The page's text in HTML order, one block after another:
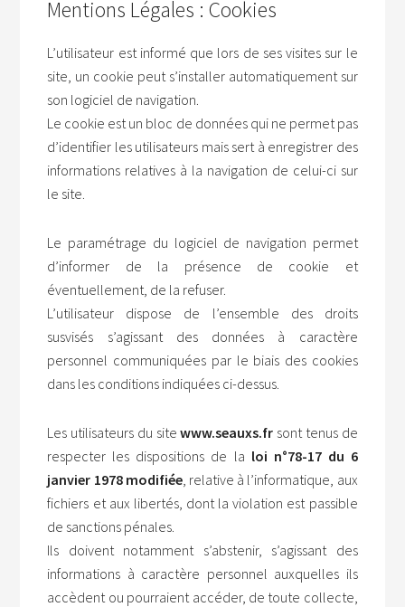
Mentions Légales : Cookies
L’utilisateur est informé que lors de ses visites sur le
site, un cookie peut s’installer automatiquement sur
son logiciel de navigation.
Le cookie est un bloc de données qui ne permet pas
d’identifier les utilisateurs mais sert à enregistrer des
informations relatives à la navigation de celui-ci sur
le site.
Le paramétrage du logiciel de navigation permet
d’informer de la présence de cookie et
éventuellement, de la refuser.
L’utilisateur dispose de l’ensemble des droits
susvisés s’agissant des données à caractère
personnel communiquées par le biais des cookies
dans les conditions indiquées ci-dessus.
Les utilisateurs du sitewww.seauxs.fr sont tenus de
respecter les dispositions de la loi n°78-17 du 6
janvier 1978 modifiée, relative à l’informatique, aux
fichiers et aux libertés, dont la violation est passible
de sanctions pénales.
Ils doivent notamment s’abstenir, s’agissant des
informations à caractère personnel auxquelles ils
accèdent ou pourraient accéder, de toute collecte,